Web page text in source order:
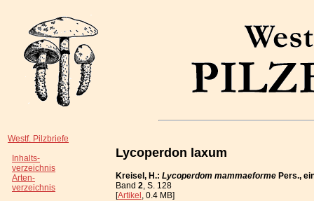
Westf. Pilzbriefe
Inhalts-
verzeichnis
Arten-
verzeichnis
Lycoperdon laxum
Kreisel, H.: Lycoperdom mammaeforme Pers.,
Band 2, S. 128
[Artikel, 0.4 MB]